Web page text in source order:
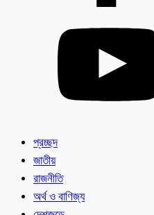
প্রচ্ছদ
জাতীয়
রাজনীতি
অর্থ ও বাণিজ্য